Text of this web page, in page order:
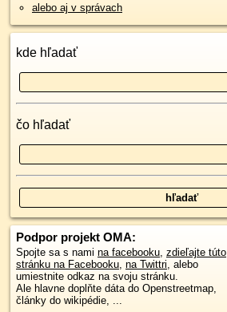
alebo aj v správach
kde hľadať
čo hľadať
Podpor projekt OMA:
Spojte sa s nami na facebooku, zdieľajte túto
stránku na Facebooku, na Twittri, alebo
umiestnite odkaz na svoju stránku.
Ale hlavne doplňte dáta do Openstreetmap,
články do wikipédie, ...